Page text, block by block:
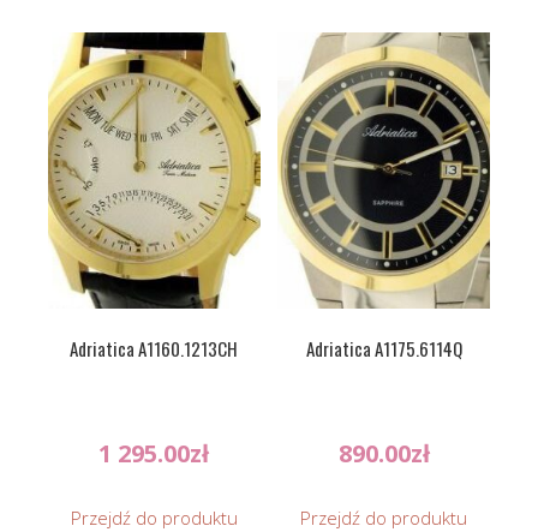
Adriatica A1160.1213CH
1 295.00zł
Przejdź do produktu
Adriatica A1175.6114Q
890.00zł
Przejdź do produktu